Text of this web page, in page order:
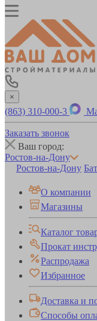
×
(863) 310-000-3
Заказать звонок
Ваш город:
Ростов-на-Дону
Ростов-на-Дону
О компании
Магазины
Каталог
Прокат
Распродажа
Избранное
Доставка и
Способы